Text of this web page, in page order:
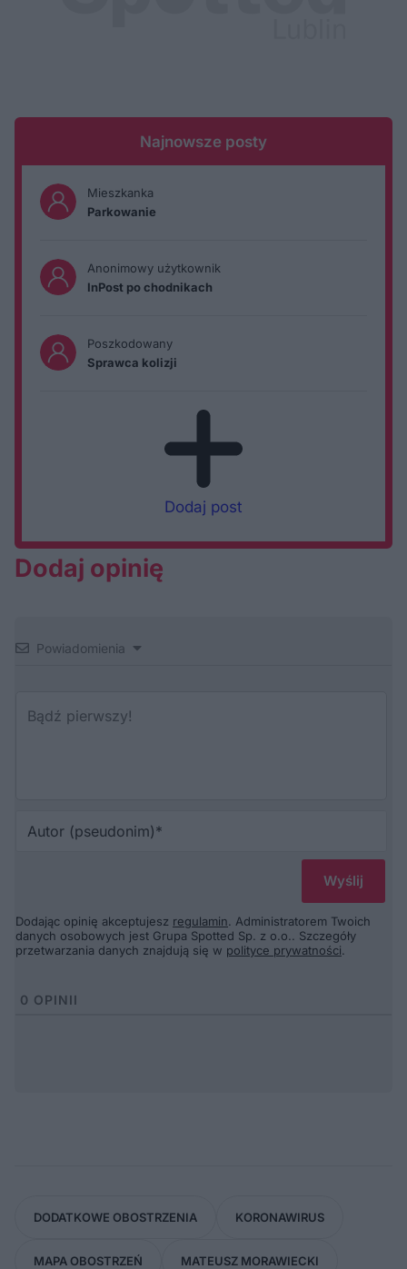
Najnowsze posty
Mieszkanka
Parkowanie
Anonimowy użytkownik
InPost po chodnikach
Poszkodowany
Sprawca kolizji
Dodaj post
Dodaj opinię
Powiadomienia
Dodając opinię akceptujesz regulamin. Administratorem Twoich
danych osobowych jest Grupa Spotted Sp. z o.o.. Szczegóły
przetwarzania danych znajdują się w polityce prywatności.
0 OPINII
DODATKOWE OBOSTRZENIA KORONAWIRUS
MAPA OBOSTRZEŃ MATEUSZ MORAWIECKI